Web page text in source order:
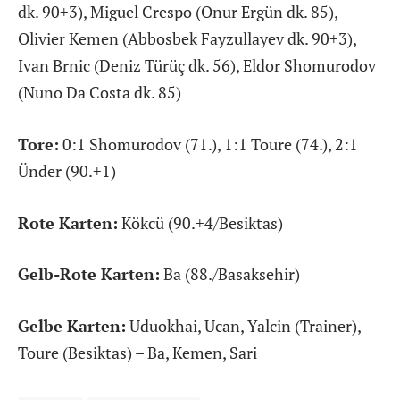
dk. 90+3), Miguel Crespo (Onur Ergün dk. 85),
Olivier Kemen (Abbosbek Fayzullayev dk. 90+3),
Ivan Brnic (Deniz Türüç dk. 56), Eldor Shomurodov
(Nuno Da Costa dk. 85)
Tore: 0:1 Shomurodov (71.), 1:1 Toure (74.), 2:1
Ünder (90.+1)
Rote Karten: Kökcü (90.+4/Besiktas)
Gelb-Rote Karten: Ba (88./Basaksehir)
Gelbe Karten: Uduokhai, Ucan, Yalcin (Trainer),
Toure (Besiktas) – Ba, Kemen, Sari